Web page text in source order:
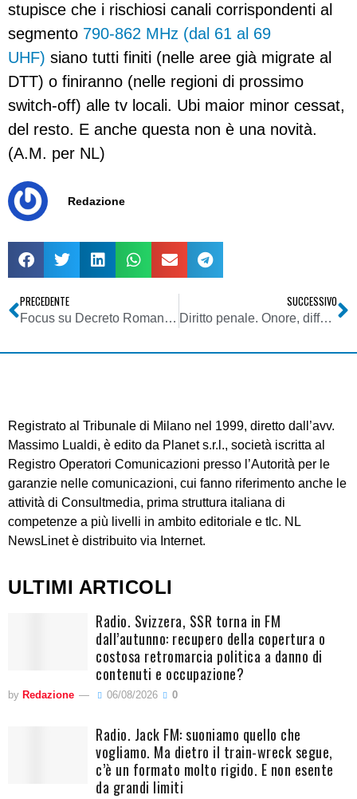
stupisce che i rischiosi canali corrispondenti al
segmento 790-862 MHz (dal 61 al 69
UHF) siano tutti finiti (nelle aree già migrate al
DTT) o finiranno (nelle regioni di prossimo
switch-off) alle tv locali. Ubi maior minor cessat,
del resto. E anche questa non è una novità.
(A.M. per NL)
Redazione
PRECEDENTE
Focus su Decreto Romani: produzione audiovisiva europea. Dibattiti inclusi tra trasmissioni soggette a obblighi. Rinviata definizione quote riserva a favore opere cinematografiche
SUCCESSIVO
Diritto penale. Onore, diffamazione e risarcimento del danno non patrimoniale
Registrato al Tribunale di Milano nel 1999, diretto dall’avv.
Massimo Lualdi, è edito da Planet s.r.l., società iscritta al
Registro Operatori Comunicazioni presso l’Autorità per le
garanzie nelle comunicazioni, cui fanno riferimento anche le
attività di Consultmedia, prima struttura italiana di
competenze a più livelli in ambito editoriale e tlc. NL
NewsLinet è distribuito via Internet.
ULTIMI ARTICOLI
Radio. Svizzera, SSR torna in FM
dall’autunno: recupero della copertura o
costosa retromarcia politica a danno di
contenuti e occupazione?
by Redazione 06/08/2026 0
Radio. Jack FM: suoniamo quello che
vogliamo. Ma dietro il train-wreck segue,
c’è un formato molto rigido. E non esente
da grandi limiti